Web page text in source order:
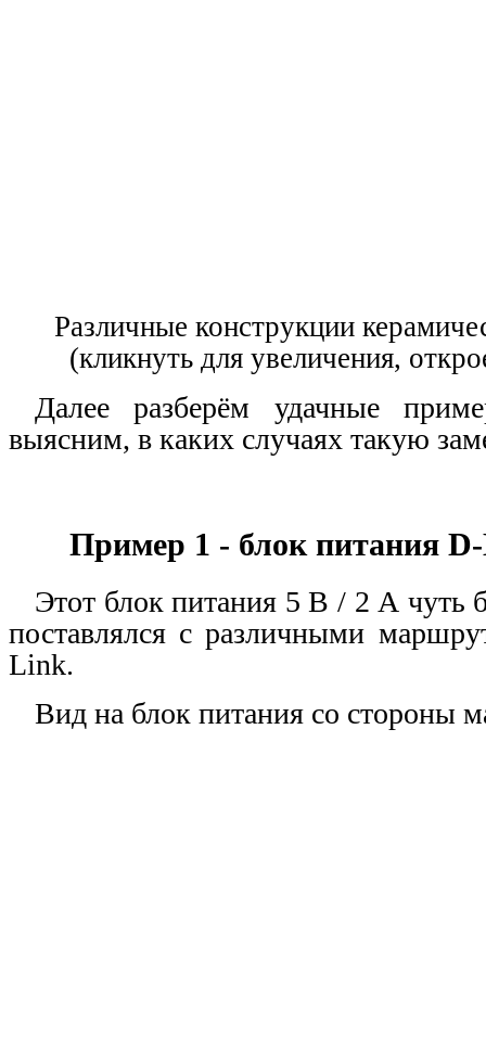
Различные конструкции
(кликнуть для увеличения,
Далее разберём удачные
выясним, в каких случаях такую
Пример 1 - блок питания
Этот блок питания 5 В / 2 А чуть
поставлялся с различными
Link.
Вид на блок питания со стороны